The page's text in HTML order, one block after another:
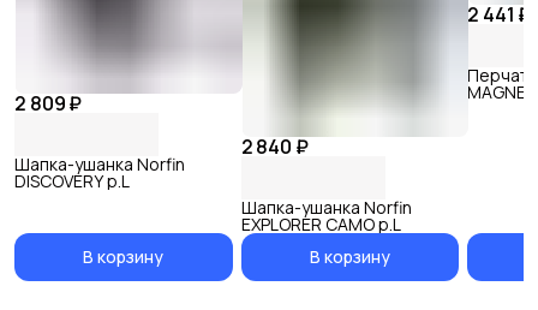
2 809 ₽
Шапка-ушанка Norfin
DISCOVERY p.L
В корзину
2 840 ₽
Шапка-ушанка Norfin
EXPLORER CAMO p.L
В корзину
2 441 ₽